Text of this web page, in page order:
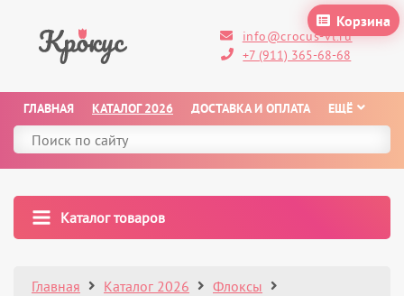
Корзина
info@crocus-vl.ru
+7 (911) 365-68-68
ГЛАВНАЯ КАТАЛОГ 2026 ДОСТАВКА И ОПЛАТА ЕЩЁ
Каталог товаров
Главная Каталог 2026
Флоксы